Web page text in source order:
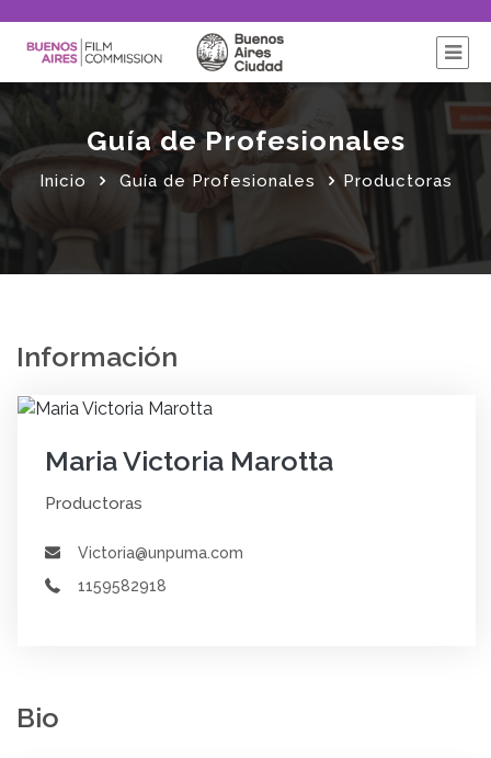
Guía de Profesionales
Inicio Guía de Profesionales Productoras
Información
Maria Victoria Marotta
Productoras
Victoria@unpuma.com
1159582918
Bio